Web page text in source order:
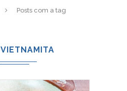
Posts com a tag
VIETNAMITA